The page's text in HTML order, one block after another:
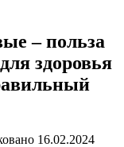
– польза
здоровья
16.02.2024